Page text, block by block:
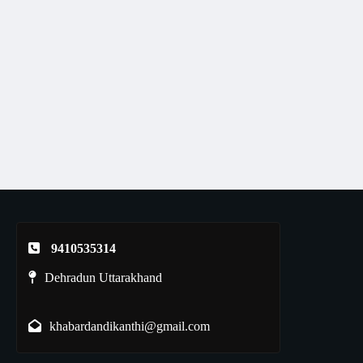
9410535314
Dehradun Uttarakhand
khabardandikanthi@gmail.com